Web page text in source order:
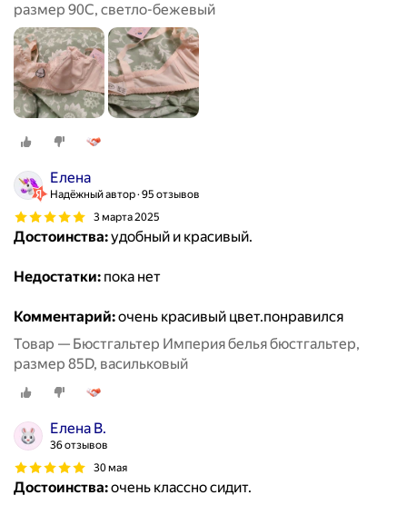
размер 90C, светло-бежевый
Елена
Надёжный автор 95 отзывов
3 марта 2025
Достоинства:удобный и красивый.
Недостатки: пока нет
Комментарий:очень красивый цвет.понравился
Товар — Бюстгальтер Империя белья бюстгальтер,
размер 85D, васильковый
Елена В.
36 отзывов
30 мая
Достоинства:очень классно сидит.